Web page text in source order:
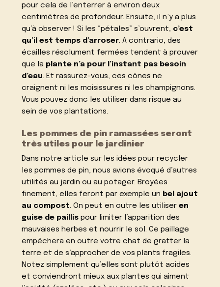
pour cela de l’enterrer à environ deux
centimètres de profondeur. Ensuite, il n’y a plus
qu’à observer ! Si les “pétales” s’ouvrent, c’est
qu’il est temps d’arroser. A contrario, des
écailles résolument fermées tendent à prouver
que la plante n’a pour l’instant pas besoin
d’eau. Et rassurez-vous, ces cônes ne
craignent ni les moisissures ni les champignons.
Vous pouvez donc les utiliser dans risque au
sein de vos plantations.
Les pommes de pin ramassées seront
très utiles pour le jardinier
Dans notre article sur lesidées pour recycler
les pommes de pin, nous avions évoqué d’autres
utilités au jardin ou au potager. Broyées
finement, elles feront par exemple un bel ajout
au compost. On peut en outre les utiliseren
guise de paillis pour limiter l’apparition des
mauvaises herbes et nourrir le sol. Ce paillage
empêchera en outre votre chat de gratter la
terre et de s’approcher de vos plants fragiles.
Notez simplement qu’elles sont plutôt acides
et conviendront mieux aux plantes qui aiment